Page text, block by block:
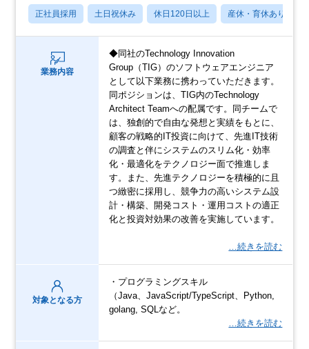
正社員採用 土日祝休み 休日120日以上 産休・育休あり
業務内容
◆同社のTechnology Innovation
Group（TIG）のソフトウェアエンジニア
として以下業務に携わっていただきます。
同ポジションは、TIG内のTechnology
Architect Teamへの配属です。同チームで
は、独創的で自由な発想と実績をもとに、
顧客の戦略的IT投資に向けて、先進IT技術
の調査と伴にシステムのスリム化・効率
化・最適化をテクノロジー面で推進しま
す。また、先進テクノロジーを積極的に且
つ緻密に採用し、競争力の高いシステム設
計・構築、開発コスト・運用コストの適正
化と投資対効果の改善を実施しています。
…続きを読む
対象となる方
・プログラミングスキル
（Java、JavaScript/TypeScript、Python,
golang, SQLなど。
…続きを読む